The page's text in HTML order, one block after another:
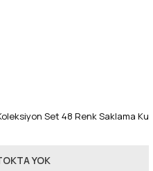
Set 48 Renk Saklama
TL
YOK